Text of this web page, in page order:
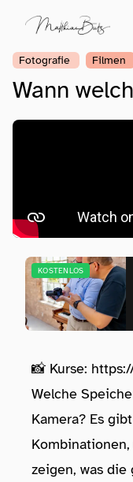
Fotografie Filmen
Wann
KOSTENLOS
📸 Kurse:
Welche
Kamera? Es
zeigen, was die